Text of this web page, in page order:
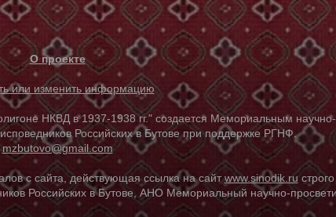
О проекте
или изменить информацию
НКВД в 1937-1938 гг." создается Мемориальным научно-
Российских в Бутове при поддержке РГНФ.
mzbutovo@gmail.com
с сайта, действующая ссылка на сайтwww.sinodik.ru
Российских в Бутове, АНО Мемориальный научно-